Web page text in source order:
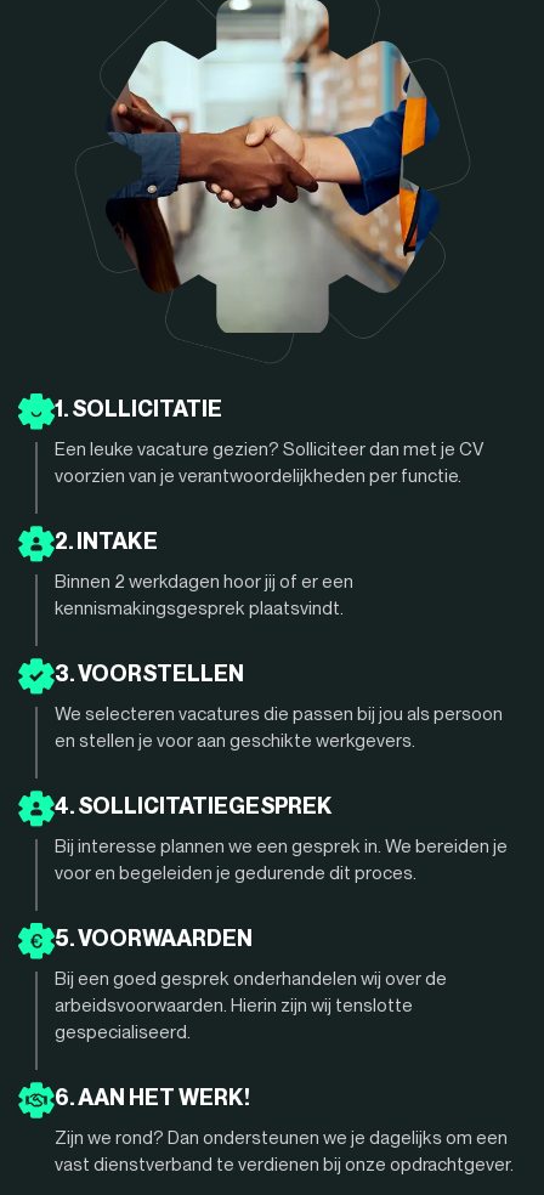
1. SOLLICITATIE
Een leuke vacature gezien? Solliciteer dan met je CV
voorzien van je verantwoordelijkheden per functie.
2. INTAKE
Binnen 2 werkdagen hoor jij of er een
kennismakingsgesprek plaatsvindt.
3. VOORSTELLEN
We selecteren vacatures die passen bij jou als persoon
en stellen je voor aan geschikte werkgevers.
4. SOLLICITATIEGESPREK
Bij interesse plannen we een gesprek in. We bereiden je
voor en begeleiden je gedurende dit proces.
5. VOORWAARDEN
Bij een goed gesprek onderhandelen wij over de
arbeidsvoorwaarden. Hierin zijn wij tenslotte
gespecialiseerd.
6. AAN HET WERK!
Zijn we rond? Dan ondersteunen we je dagelijks om een
vast dienstverband te verdienen bij onze opdrachtgever.